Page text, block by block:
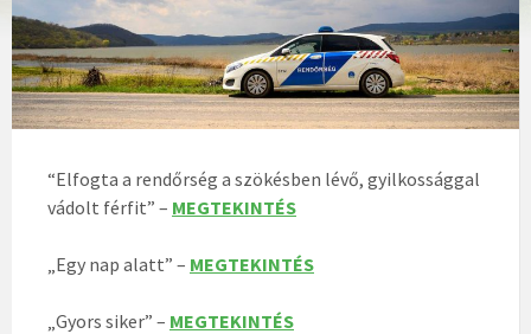
“Elfogta a rendőrség a szökésben lévő, gyilkossággal
vádolt férfit” – MEGTEKINTÉS
„Egy nap alatt” – MEGTEKINTÉS
„Gyors siker” – MEGTEKINTÉS